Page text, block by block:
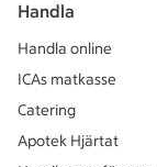
Handla
Handla online
ICAs matkasse
Catering
Apotek Hjärtat